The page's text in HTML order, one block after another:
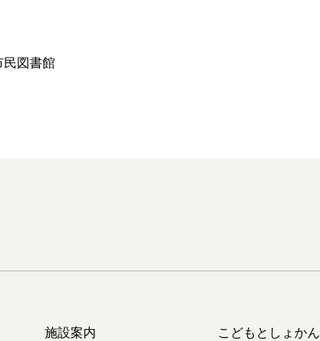
民図書館
施設案内 こどもとしょかん